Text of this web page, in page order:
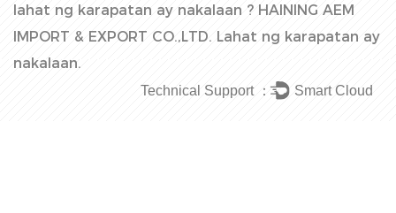
lahat ng karapatan ay nakalaan ? HAINING AEM
IMPORT & EXPORT CO.,LTD. Lahat ng karapatan ay
nakalaan.
Technical Support ： Smart Cloud